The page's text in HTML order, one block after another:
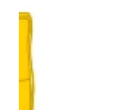
Colunas
Conteúdos
Colecionáveis